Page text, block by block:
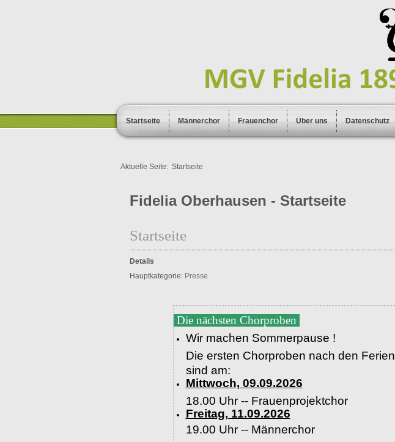
Startseite Männerchor Frauenchor Über uns Datenschutz
Aktuelle Seite: Startseite
Fidelia Oberhausen - Startseite
Startseite
Details
Hauptkategorie: Presse
Die nächsten Chorproben
Wir machen Sommerpause !
Die ersten Chorproben nach den Ferien
sind am:
Mittwoch, 09.09.2026
18.00 Uhr -- Frauenprojektchor
Freitag, 11.09.2026
19.00 Uhr -- Männerchor